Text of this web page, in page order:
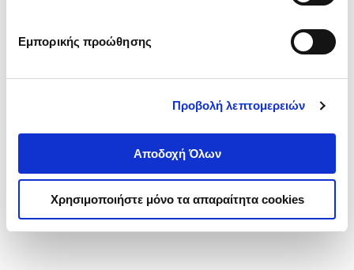
Εμπορικής προώθησης
Προβολή λεπτομερειών
Αποδοχή Όλων
Χρησιμοποιήστε μόνο τα απαραίτητα cookies